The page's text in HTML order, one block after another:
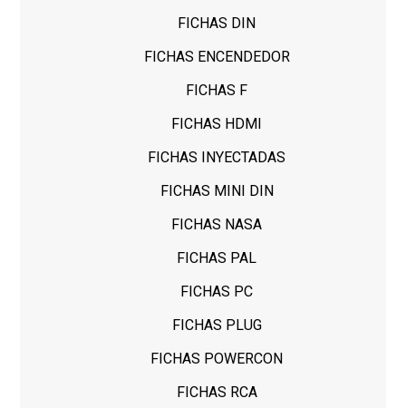
FICHAS DIN
FICHAS ENCENDEDOR
FICHAS F
FICHAS HDMI
FICHAS INYECTADAS
FICHAS MINI DIN
FICHAS NASA
FICHAS PAL
FICHAS PC
FICHAS PLUG
FICHAS POWERCON
FICHAS RCA